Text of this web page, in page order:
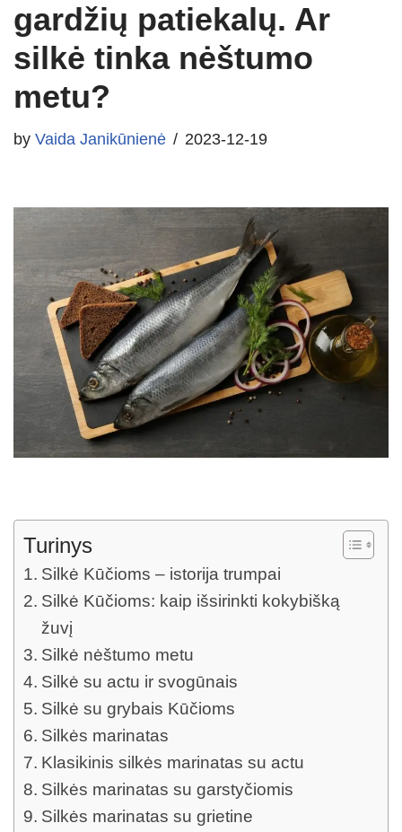
gardžių patiekalų. Ar
silkė tinka nėštumo
metu?
by Vaida Janikūnienė 2023-12-19
Turinys
Silkė Kūčioms – istorija trumpai
Silkė Kūčioms: kaip išsirinkti kokybišką
žuvį
Silkė nėštumo metu
Silkė su actu ir svogūnais
Silkė su grybais Kūčioms
Silkės marinatas
Klasikinis silkės marinatas su actu
Silkės marinatas su garstyčiomis
Silkės marinatas su grietine